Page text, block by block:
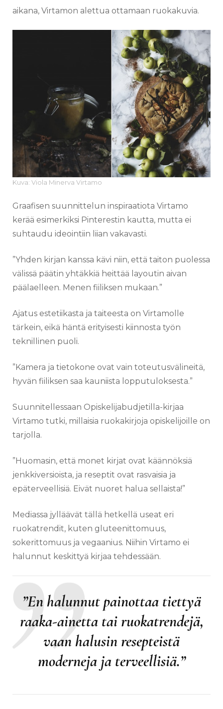
aikana, Virtamon alettua ottamaan ruokakuvia.
Kuva: Viola Minerva Virtamo
Graafisen suunnittelun inspiraatiota Virtamo
kerää esimerkiksi Pinterestin kautta, mutta ei
suhtaudu ideointiin liian vakavasti.
”Yhden kirjan kanssa kävi niin, että taiton puolessa
välissä päätin yhtäkkiä heittää layoutin aivan
päälaelleen. Menen fiiliksen mukaan.”
Ajatus estetiikasta ja taiteesta on Virtamolle
tärkein, eikä häntä erityisesti kiinnosta työn
teknillinen puoli.
”Kamera ja tietokone ovat vain toteutusvälineitä,
hyvän fiiliksen saa kauniista lopputuloksesta.”
Suunnitellessaan Opiskelijabudjetilla-kirjaa
Virtamo tutki, millaisia ruokakirjoja opiskelijoille on
tarjolla.
”Huomasin, että monet kirjat ovat käännöksiä
jenkkiversioista, ja reseptit ovat rasvaisia ja
epäterveellisiä. Eivät nuoret halua sellaista!”
Mediassa jylläävät tällä hetkellä useat eri
ruokatrendit, kuten gluteenittomuus,
sokerittomuus ja vegaanius. Niihin Virtamo ei
halunnut keskittyä kirjaa tehdessään.
”En halunnut painottaa tiettyä
raaka-ainetta tai ruokatrendejä,
vaan halusin resepteistä
moderneja ja terveellisiä.”